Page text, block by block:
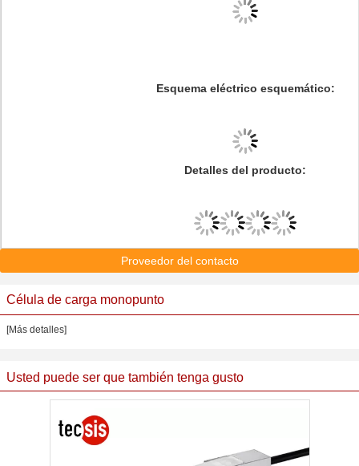
Esquema eléctrico esquemático:
Detalles del producto:
Proveedor del contacto
Célula de carga monopunto
[Más detalles]
Usted puede ser que también tenga gusto